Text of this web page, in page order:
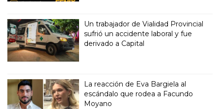
Un trabajador de Vialidad Provincial
sufrió un accidente laboral y fue
derivado a Capital
La reacción de Eva Bargiela al
escándalo que rodea a Facundo
Moyano